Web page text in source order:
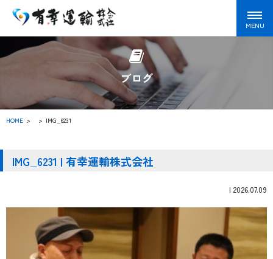
ブログ
HOME > IMG_6231
IMG_6231 | 有幸運輸株式会社
| 2026.07.09